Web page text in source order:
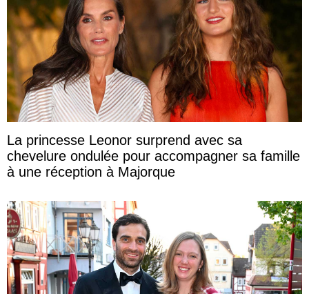
La princesse Leonor surprend avec sa
chevelure ondulée pour accompagner sa famille
à une réception à Majorque